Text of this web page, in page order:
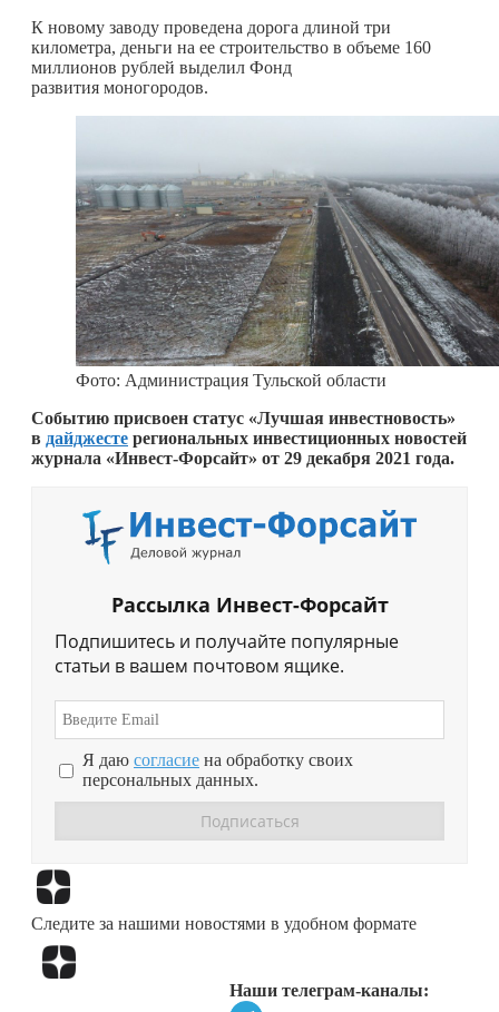
К новому заводу проведена дорога длиной три
километра, деньги на ее строительство в объеме 160
миллионов рублей выделил Фонд
развития моногородов.
Фото: Администрация Тульской области
Событию присвоен статус «Лучшая инвестновость»
в дайджесте региональных инвестиционных новостей
журнала «Инвест-Форсайт» от 29 декабря 2021 года.
Рассылка Инвест-Форсайт
Подпишитесь и получайте популярные
статьи в вашем почтовом ящике.
Я даю согласие на обработку своих
персональных данных.
Следите за нашими новостями в удобном формате
Наши телеграм-каналы: